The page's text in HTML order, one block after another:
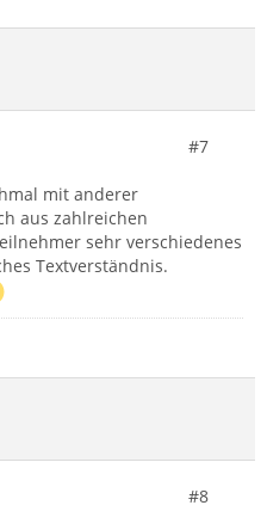
#7
mit anderer
aus zahlreichen
sehr verschiedenes
Textverständnis.
#8